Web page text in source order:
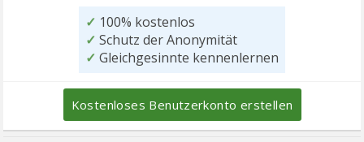
✓ 100% kostenlos
✓ Schutz der Anonymität
✓ Gleichgesinnte kennenlernen
Kostenloses Benutzerkonto erstellen